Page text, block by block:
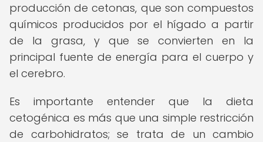
producción de cetonas, que son compuestos
químicos producidos por el hígado a partir
de la grasa, y que se convierten en la
principal fuente de energía para el cuerpo y
el cerebro.
Es importante entender que la dieta
cetogénica es más que una simple restricción
de carbohidratos; se trata de un cambio